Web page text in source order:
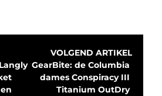
VOLGEND ARTIKEL
GearBite: de Columbia
dames Conspiracy III
Titanium OutDry